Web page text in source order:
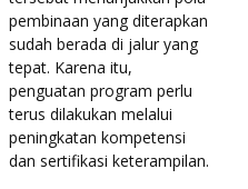
pembinaan yang diterapkan
sudah berada di jalur yang
tepat. Karena itu,
penguatan program perlu
terus dilakukan melalui
peningkatan kompetensi
dan sertifikasi keterampilan.